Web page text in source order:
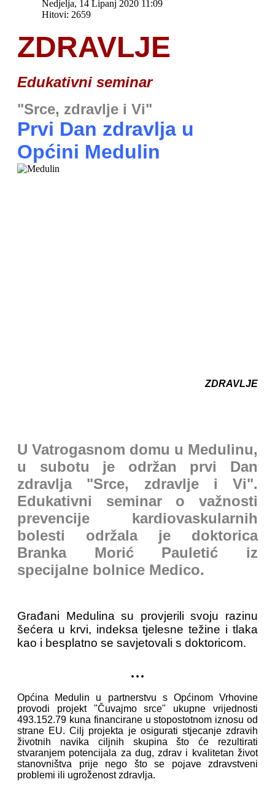
Nedjelja, 14 Lipanj 2020 11:09
Hitovi: 2659
ZDRAVLJE
Edukativni seminar
"Srce, zdravlje i Vi"
Prvi Dan zdravlja u
Općini Medulin
ZDRAVLJE
U Vatrogasnom domu u Medulinu,
u subotu je održan prvi Dan
zdravlja "Srce, zdravlje i Vi".
Edukativni seminar o važnosti
prevencije kardiovaskularnih
bolesti održala je doktorica
Branka Morić Pauletić iz
specijalne bolnice Medico.
Građani Medulina su provjerili svoju razinu
šećera u krvi, indeksa tjelesne težine i tlaka
kao i besplatno se savjetovali s doktoricom.
...
Općina Medulin u partnerstvu s Općinom Vrhovine
provodi projekt "Čuvajmo srce" ukupne vrijednosti
493.152.79 kuna financirane u stopostotnom iznosu od
strane EU. Cilj projekta je osigurati stjecanje zdravih
životnih navika ciljnih skupina što će rezultirati
stvaranjem potencijala za dug, zdrav i kvalitetan život
stanovništva prije nego što se pojave zdravstveni
problemi ili ugroženost zdravlja.